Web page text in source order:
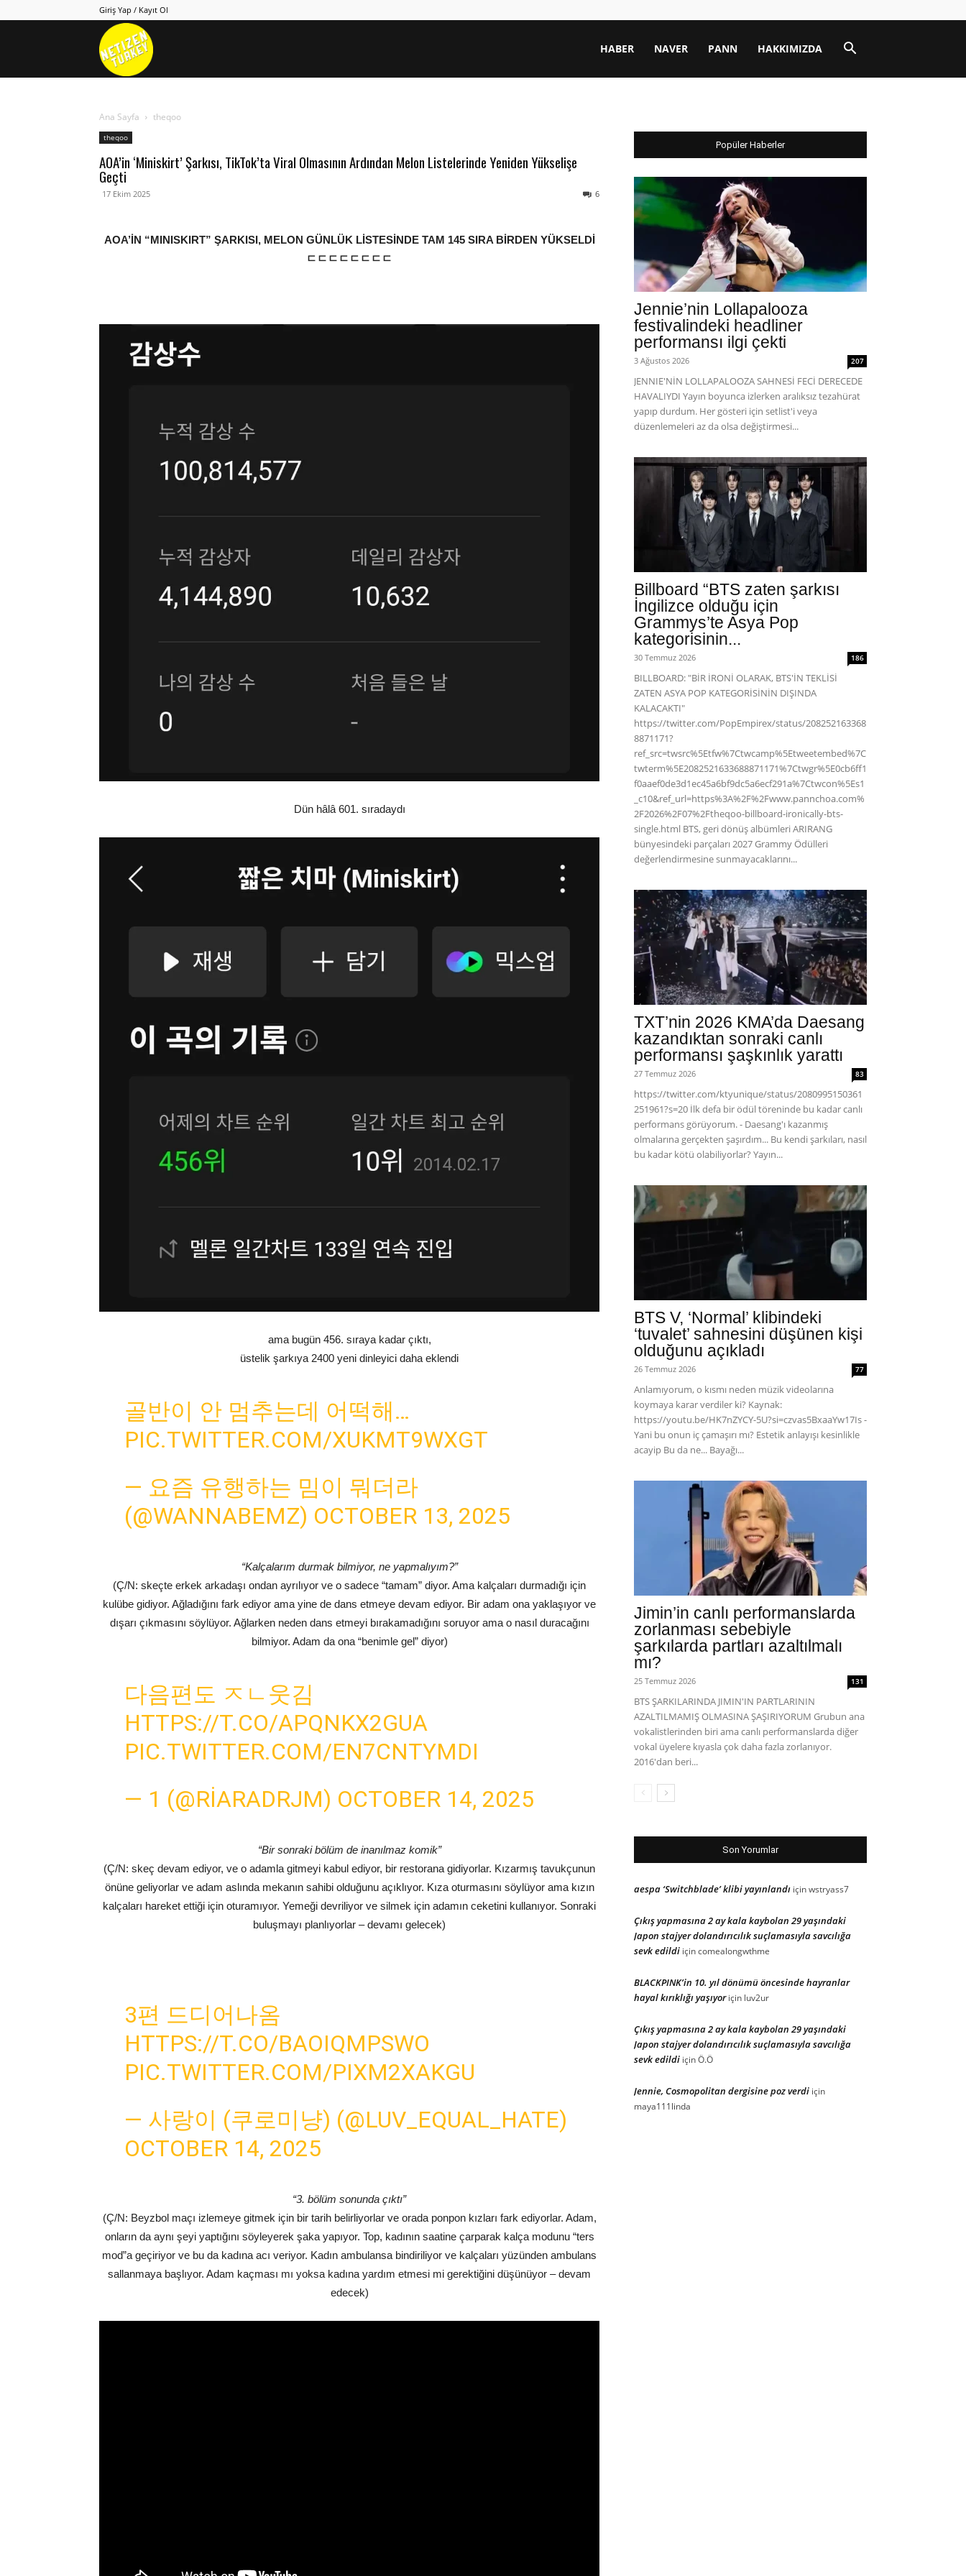
Giriş Yap / Kayıt Ol
Netizen HABER NAVER PANN HAKKIMIZDA
Ana Sayfa theqoo
theqoo
AOA’in ‘Miniskirt’ Şarkısı, TikTok’ta Viral Olmasının Ardından Melon Listelerinde Yeniden Yükselişe
Geçti
17 Ekim 2025 6
AOA’İN “MINISKIRT” ŞARKISI, MELON GÜNLÜK LİSTESİNDE TAM 145 SIRA BİRDEN YÜKSELDİ
ㄷㄷㄷㄷㄷㄷㄷㄷ
Dün hâlâ 601. sıradaydı
ama bugün 456. sıraya kadar çıktı,
üstelik şarkıya 2400 yeni dinleyici daha eklendi
골반이 안 멈추는데 어떡해…
PIC.TWITTER.COM/XUKMT9WXGT
— 요즘 유행하는 밈이 뭐더라
(@WANNABEMZ) OCTOBER 13, 2025
“Kalçalarım durmak bilmiyor, ne yapmalıyım?”
(Ç/N: skeçte erkek arkadaşı ondan ayrılıyor ve o sadece “tamam” diyor. Ama kalçaları durmadığı için
kulübe gidiyor. Ağladığını fark ediyor ama yine de dans etmeye devam ediyor. Bir adam ona yaklaşıyor ve
dışarı çıkmasını söylüyor. Ağlarken neden dans etmeyi bırakamadığını soruyor ama o nasıl duracağını
bilmiyor. Adam da ona “benimle gel” diyor)
다음편도 ㅈㄴ웃김
HTTPS://T.CO/APQNKX2GUA
PIC.TWITTER.COM/EN7CNTYMDI
— 1 (@RIARADRJM) OCTOBER 14, 2025
“Bir sonraki bölüm de inanılmaz komik”
(Ç/N: skeç devam ediyor, ve o adamla gitmeyi kabul ediyor, bir restorana gidiyorlar. Kızarmış tavukçunun
önüne geliyorlar ve adam aslında mekanın sahibi olduğunu açıklıyor. Kıza oturmasını söylüyor ama kızın
kalçaları hareket ettiği için oturamıyor. Yemeği devriliyor ve silmek için adamın ceketini kullanıyor. Sonraki
buluşmayı planlıyorlar – devamı gelecek)
3편 드디어나옴
HTTPS://T.CO/BAOIQMPSWO
PIC.TWITTER.COM/PIXM2XAKGU
— 사랑이 (쿠로미냥) (@LUV_EQUAL_HATE)
OCTOBER 14, 2025
“3. bölüm sonunda çıktı”
(Ç/N: Beyzbol maçı izlemeye gitmek için bir tarih belirliyorlar ve orada ponpon kızları fark ediyorlar. Adam,
onların da aynı şeyi yaptığını söyleyerek şaka yapıyor. Top, kadının saatine çarparak kalça modunu “ters
mod”a geçiriyor ve bu da kadına acı veriyor. Kadın ambulansa bindiriliyor ve kalçaları yüzünden ambulans
sallanmaya başlıyor. Adam kaçması mı yoksa kadına yardım etmesi mi gerektiğini düşünüyor – devam
edecek)
Popüler Haberler
Jennie’nin Lollapalooza
festivalindeki headliner
performansı ilgi çekti
3 Ağustos 2026 207
JENNIE'NİN LOLLAPALOOZA SAHNESİ FECİ DERECEDE
HAVALIYDI Yayın boyunca izlerken aralıksız tezahürat
yapıp durdum. Her gösteri için setlist'i veya
düzenlemeleri az da olsa değiştirmesi...
Billboard “BTS zaten şarkısı
İngilizce olduğu için
Grammys’te Asya Pop
kategorisinin...
30 Temmuz 2026 186
BILLBOARD: "BİR İRONİ OLARAK, BTS'İN TEKLİSİ
ZATEN ASYA POP KATEGORİSİNİN DIŞINDA
KALACAKTI"
https://twitter.com/PopEmpirex/status/208252163368
8871171?
ref_src=twsrc%5Etfw%7Ctwcamp%5Etweetembed%7C
twterm%5E2082521633688871171%7Ctwgr%5E0cb6ff1
f0aaef0de3d1ec45a6bf9dc5a6ecf291a%7Ctwcon%5Es1
_c10&ref_url=https%3A%2F%2Fwww.pannchoa.com%
2F2026%2F07%2Ftheqoo-billboard-ironically-bts-
single.html BTS, geri dönüş albümleri ARIRANG
bünyesindeki parçaları 2027 Grammy Ödülleri
değerlendirmesine sunmayacaklarını...
TXT’nin 2026 KMA’da Daesang
kazandıktan sonraki canlı
performansı şaşkınlık yarattı
27 Temmuz 2026 83
https://twitter.com/ktyunique/status/2080995150361
251961?s=20 İlk defa bir ödül töreninde bu kadar canlı
performans görüyorum. - Daesang'ı kazanmış
olmalarına gerçekten şaşırdım... Bu kendi şarkıları, nasıl
bu kadar kötü olabiliyorlar? Yayın...
BTS V, ‘Normal’ klibindeki
‘tuvalet’ sahnesini düşünen kişi
olduğunu açıkladı
26 Temmuz 2026 77
Anlamıyorum, o kısmı neden müzik videolarına
koymaya karar verdiler ki? Kaynak:
https://youtu.be/HK7nZYCY-5U?si=czvas5BxaaYw17Is -
Yani bu onun iç çamaşırı mı? Estetik anlayışı kesinlikle
acayip Bu da ne... Bayağı...
Jimin’in canlı performanslarda
zorlanması sebebiyle
şarkılarda partları azaltılmalı
mı?
25 Temmuz 2026 131
BTS ŞARKILARINDA JIMIN'IN PARTLARININ
AZALTILMAMIŞ OLMASINA ŞAŞIRIYORUM Grubun ana
vokalistlerinden biri ama canlı performanslarda diğer
vokal üyelere kıyasla çok daha fazla zorlanıyor.
2016'dan beri...
Son Yorumlar
aespa ‘Switchblade’ klibi yayınlandı içinwstryass7
Çıkış yapmasına 2 ay kala kaybolan 29 yaşındaki
Japon stajyer dolandırıcılık suçlamasıyla savcılığa
sevk edildi içincomealongwthme
BLACKPINK’in 10. yıl dönümü öncesinde hayranlar
hayal kırıklığı yaşıyoriçin luv2ur
Çıkış yapmasına 2 ay kala kaybolan 29 yaşındaki
Japon stajyer dolandırıcılık suçlamasıyla savcılığa
sevk edildi içinÖ.Ö
Jennie, Cosmopolitan dergisine poz verdi için
maya111linda